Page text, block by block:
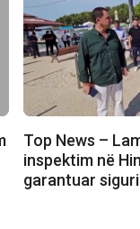
Top News –
inspektim në
garantuar